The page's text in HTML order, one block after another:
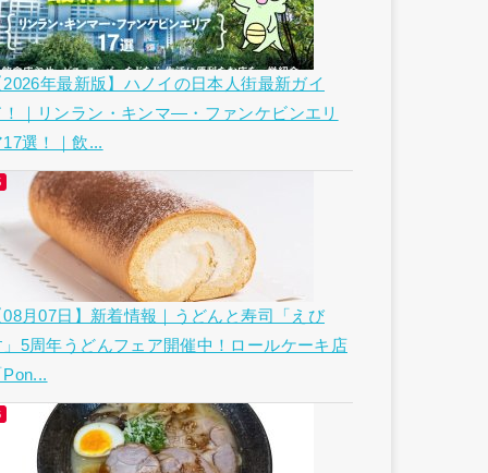
2026年最新版】ハノイの日本人街最新ガイ
！｜リンラン・キンマ―・ファンケビンエリ
17選！｜飲...
08月07日】新着情報｜うどんと寿司「えび
」5周年うどんフェア開催中！ロールケーキ店
Pon...